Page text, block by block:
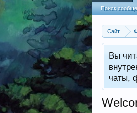
Сайт
Вы
чаты,
Поиск